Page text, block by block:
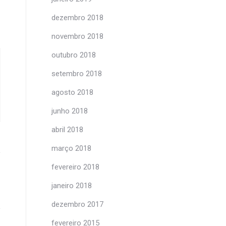
dezembro 2018
novembro 2018
outubro 2018
setembro 2018
agosto 2018
junho 2018
abril 2018
março 2018
fevereiro 2018
janeiro 2018
dezembro 2017
fevereiro 2015